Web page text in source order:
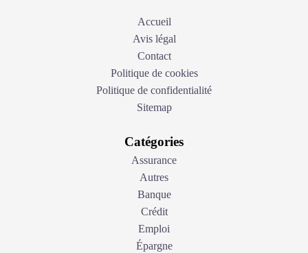
Accueil
Avis légal
Contact
Politique de cookies
Politique de confidentialité
Sitemap
Catégories
Assurance
Autres
Banque
Crédit
Emploi
Épargne